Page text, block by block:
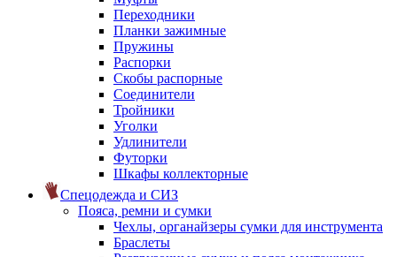
Переходники
Планки зажимные
Пружины
Распорки
Скобы распорные
Соединители
Тройники
Уголки
Удлинители
Футорки
Шкафы коллекторные
Спецодежда и СИЗ
Пояса, ремни и сумки
Чехлы, органайзеры сумки для инструмента
Браслеты